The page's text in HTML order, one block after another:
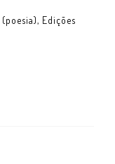
(poesia), Edições